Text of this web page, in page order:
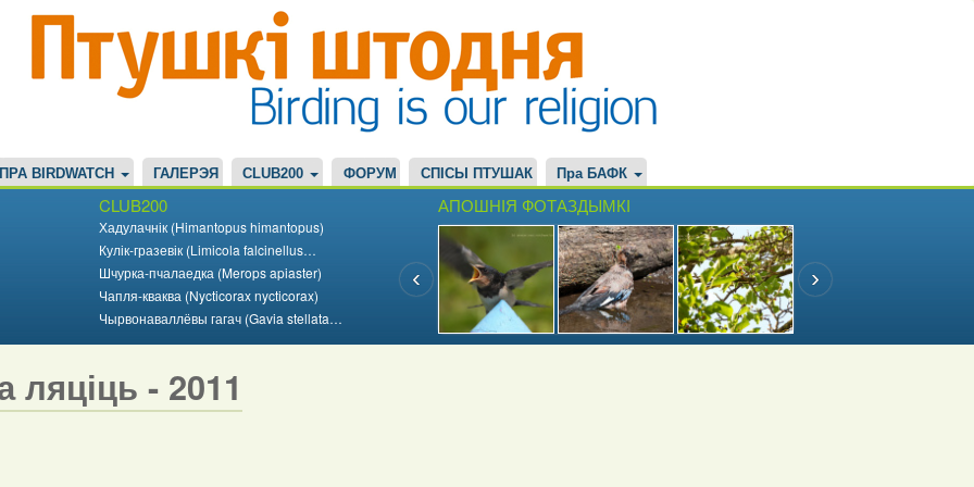
ПРА BIRDWATCH ГАЛЕРЭЯ CLUB200 ФОРУМ СПІСЫ ПТУШАК Пра БАФК
CLUB200
Хадулачнік (Himantopus himantopus)
Кулік-гразевік (Limicola falcinellus…
Шчурка-пчалаедка (Merops apiaster)
Чапля-кваква (Nycticorax nycticorax)
Чырвонаваллёвы гагач (Gavia stellata…
АПОШНІЯ ФОТАЗДЫМКІ
ляціць - 2011